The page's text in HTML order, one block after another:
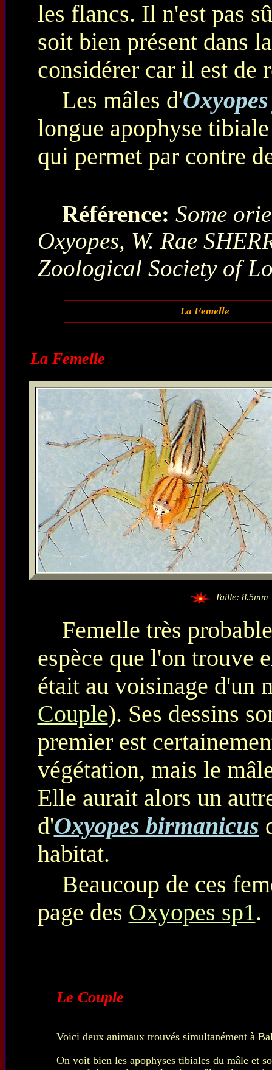
les flancs. Il n'est pas
soit bien présent dans
considérer car il est de
Les mâles d'
longue apophyse
qui permet par contre
Référence: Some
Oxyopes, W. Rae
Zoological Society of
La Femelle
La Femelle
Taille: 8.5mm
Femelle très
espèce que l'on trouve
était au voisinage d'un
Couple). Ses dessins
premier est
végétation, mais le
Elle aurait alors un
d'Oxyopes birmanicus
habitat.
Beaucoup de ces
page des Oxyopes sp1.
Le Couple
Voici deux animaux trouvés simultanément à
On voit bien les apophyses tibiales du mâle et